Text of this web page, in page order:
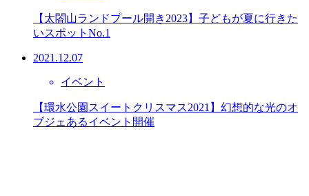
【太閤山ランドプール開き2023】子どもが夏に行きた
いスポットNo.1
2021.12.07
イベント
【環水公園スイートクリスマス2021】幻想的な光のオ
ブジェあるイベント開催